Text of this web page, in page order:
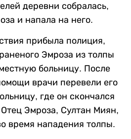
деревни собралась,
и напала на него.
прибыла полиция,
Эмроза из толпы
больницу. После
врачи перевели его
где он скончался
Эмроза, Султан Миян,
время нападения толпы.